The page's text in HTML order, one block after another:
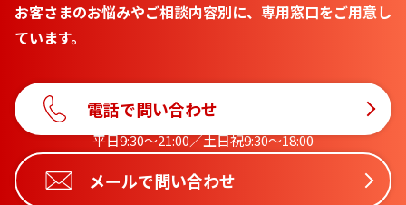
お客さまのお悩みやご相談内容別に、専用窓口をご用意し
ています。
電話で問い合わせ
平日9:30〜21:00／土日祝9:30〜18:00
メールで問い合わせ